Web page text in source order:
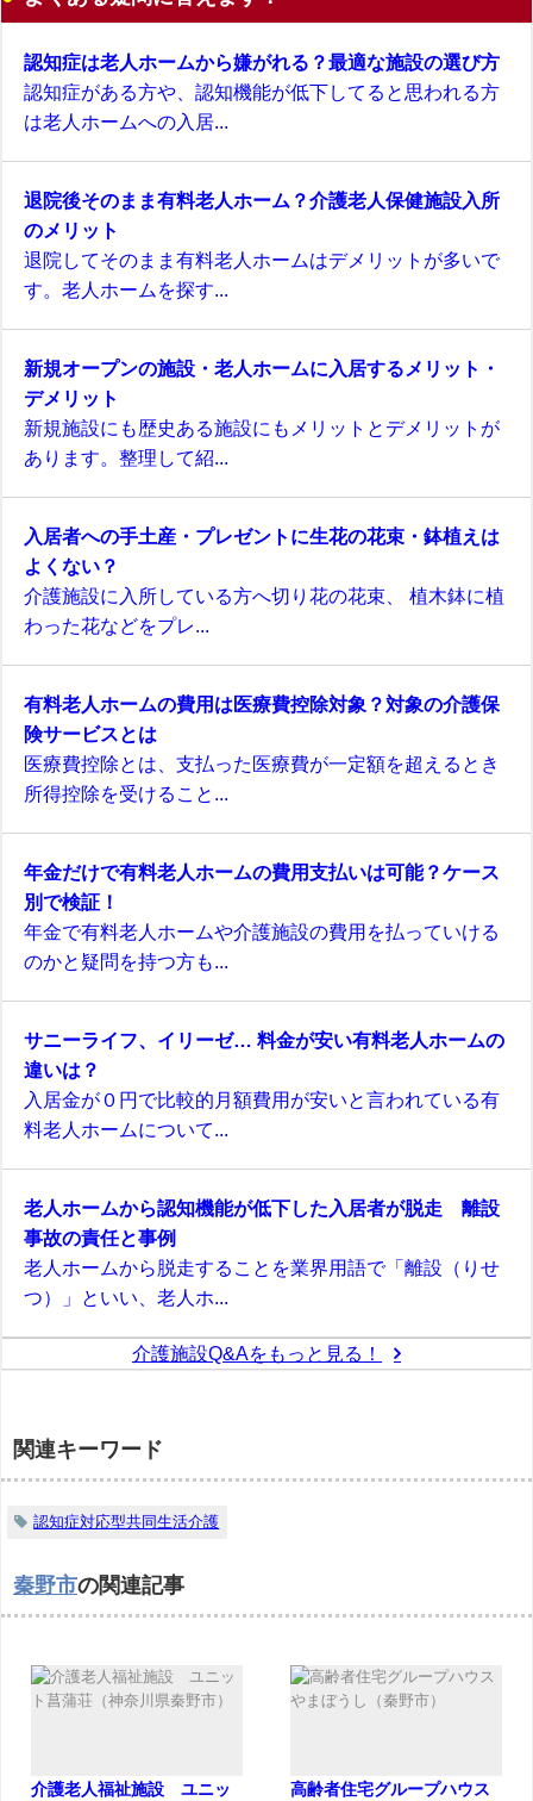
認知症は老人ホームから嫌がれる？最適な施設の選び方
認知症がある方や、認知機能が低下してると思われる方
は老人ホームへの入居...
退院後そのまま有料老人ホーム？介護老人保健施設入所
のメリット
退院してそのまま有料老人ホームはデメリットが多いで
す。老人ホームを探す...
新規オープンの施設・老人ホームに入居するメリット・
デメリット
新規施設にも歴史ある施設にもメリットとデメリットが
あります。整理して紹...
入居者への手土産・プレゼントに生花の花束・鉢植えは
よくない？
介護施設に入所している方へ切り花の花束、 植木鉢に植
わった花などをプレ...
有料老人ホームの費用は医療費控除対象？対象の介護保
険サービスとは
医療費控除とは、支払った医療費が一定額を超えるとき
所得控除を受けること...
年金だけで有料老人ホームの費用支払いは可能？ケース
別で検証！
年金で有料老人ホームや介護施設の費用を払っていける
のかと疑問を持つ方も...
サニーライフ、イリーゼ… 料金が安い有料老人ホームの
違いは？
入居金が０円で比較的月額費用が安いと言われている有
料老人ホームについて...
老人ホームから認知機能が低下した入居者が脱走 離設
事故の責任と事例
老人ホームから脱走することを業界用語で「離設（りせ
つ）」といい、老人ホ...
介護施設Q&Aをもっと見る！
関連キーワード
認知症対応型共同生活介護
秦野市の関連記事
介護老人福祉施設 ユニッ 高齢者住宅グループハウス